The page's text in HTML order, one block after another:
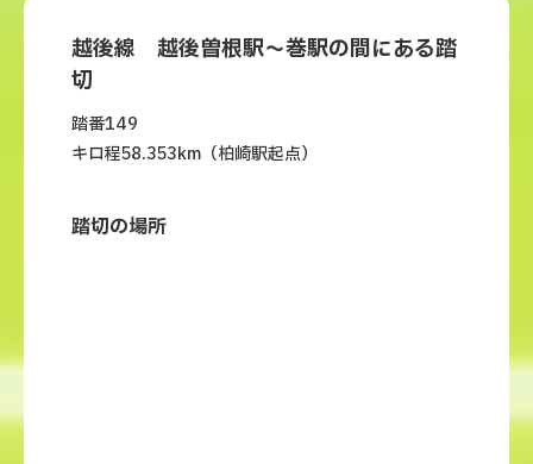
越後線 越後曽根駅～巻駅の間にある踏
切
踏番149
キロ程58.353km（柏崎駅起点）
踏切の場所